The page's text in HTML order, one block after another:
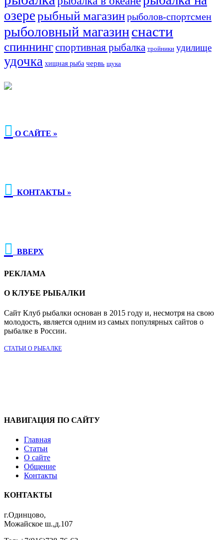
озерерыбный магазинрыболов-спортсмен
рыболовный магазинснасти
спиннингспортивная рыбалка тройники удилище
удочка хищная рыба червь щука
 О САЙТЕ »
 КОНТАКТЫ »
 ВВЕРХ
РЕКЛАМА
О КЛУБЕ РЫБАЛКИ
Сайт Клуб рыбалки основан в 2015 году и, несмотря на свою
молодость, является одним из самых популярных сайтов о
рыбалке в России.
СТАТЬИ О РЫБАЛКЕ
НАВИГАЦИЯ ПО САЙТУ
Главная
Статьи
О сайте
Общение
Контакты
КОНТАКТЫ
г.Одинцово,
Можайское ш.,д.107